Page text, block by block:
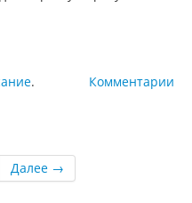
Комментарии
.
Далее →